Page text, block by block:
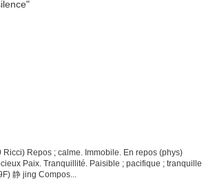
Ricci) Repos ; calme. Immobile. En repos (phys)
Paix. Tranquillité. Paisible ; pacifique ; tranquille
静 jing Compos...